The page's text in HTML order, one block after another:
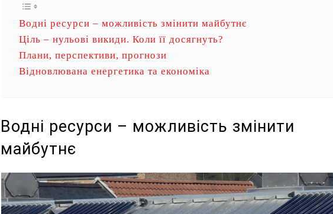
Водні ресурси – можливість змінити майбутнє
Ціль – нульові викиди. Коли її досягнуть?
Плани, перспективи, прогнози
Відновлювана енергетика та економіка
Водні ресурси – можливість змінити
майбутнє